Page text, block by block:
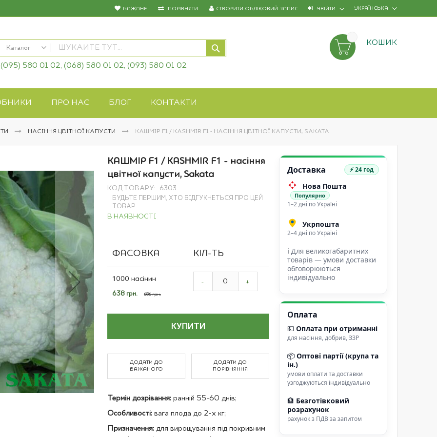
УКРАЇНСЬКА
БАЖАНЕ ПОРІВНЯТИ УВІЙТИ
СТВОРИТИ ОБЛІКОВИЙ ЗАПИС
Каталог
КАТАЛОГ
Укривні матеріали
Товари для дому
Крупи оптом
Польові культури
(095) 580 01 02, (068) 580 01 02, (093) 580 01 02
КОШИК
ПРО НАС БЛОГ КОНТАКТИ
НАСІННЯ ЦВІТНОЇ КАПУСТИ КАШМІР F1 / KASHMIR F1 - НАСІННЯ ЦВІТНОЇ КАПУСТИ, SAKATA
КАШМІР F1 / KASHMIR F1 - насіння
цвітної капусти, Sakata
КОД ТОВАРУ 6303
БУДЬТЕ ПЕРШИМ, ХТО ВІДГУКНЕТЬСЯ ПРО ЦЕЙ
ТОВАР
В НАЯВНОСТІ
product
ФАСОВКА КІЛ-ТЬ
1000 насінин
Спеціальна
638 грн. 686 грн.
- +
КУПИТИ
ДОДАТИ ДО
БАЖАНОГО
ДОДАТИ ДО
ПОРІВНЯННЯ
Термін дозрівання:ранній 55-60 днів;
Особливості:вага плода до 2-х кг;
Призначення:для вирощування під покривним
Доставка ⚡ 24 год
Нова Пошта
Популярно
1–2 дні по Україні
Укрпошта
2–4 дні по Україні
ℹДля великогабаритних
товарів — умови доставки
обговорюються
індивідуально
Оплата
💵Оплата при отриманні
для насіння, добрив, ЗЗР
📦Оптові партії (крупа та
ін.)
умови оплати та доставки
узгоджуються індивідуально
🏦 Безготівковий
розрахунок
рахунок з ПДВ за запитом